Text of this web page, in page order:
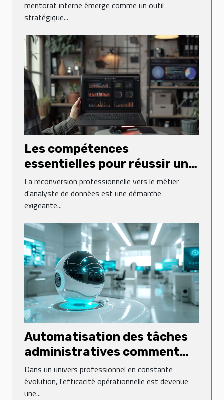
mentorat interne
mentorat interne émerge comme un outil
stratégique...
Les compétences
essentielles pour réussir une
reconversion en analyste de
données
La reconversion professionnelle vers le métier
d'analyste de données est une démarche
exigeante...
Automatisation des tâches
administratives comment
gagner en productivité
Dans un univers professionnel en constante
évolution, l'efficacité opérationnelle est devenue
une...